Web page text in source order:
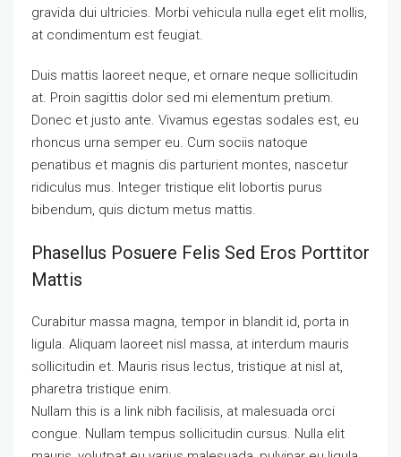
gravida dui ultricies. Morbi vehicula nulla eget elit mollis,
at condimentum est feugiat.
Duis mattis laoreet neque, et ornare neque sollicitudin
at. Proin sagittis dolor sed mi elementum pretium.
Donec et justo ante. Vivamus egestas sodales est, eu
rhoncus urna semper eu. Cum sociis natoque
penatibus et magnis dis parturient montes, nascetur
ridiculus mus. Integer tristique elit lobortis purus
bibendum, quis dictum metus mattis.
Phasellus Posuere Felis Sed Eros Porttitor
Mattis
Curabitur massa magna, tempor in blandit id, porta in
ligula. Aliquam laoreet nisl massa, at interdum mauris
sollicitudin et. Mauris risus lectus, tristique at nisl at,
pharetra tristique enim.
Nullam this is a link nibh facilisis, at malesuada orci
congue. Nullam tempus sollicitudin cursus. Nulla elit